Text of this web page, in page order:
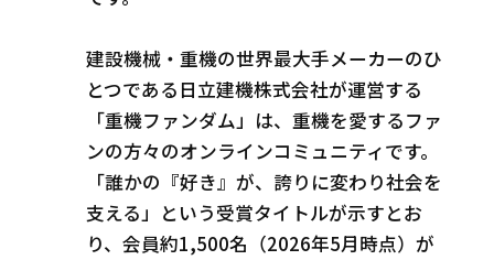
建設機械・重機の世界最大手メーカーのひ
とつである日立建機株式会社が運営する
「重機ファンダム」は、重機を愛するファ
ンの方々のオンラインコミュニティです。
「誰かの『好き』が、誇りに変わり社会を
支える」という受賞タイトルが示すとお
り、会員約1,500名（2026年5月時点）が